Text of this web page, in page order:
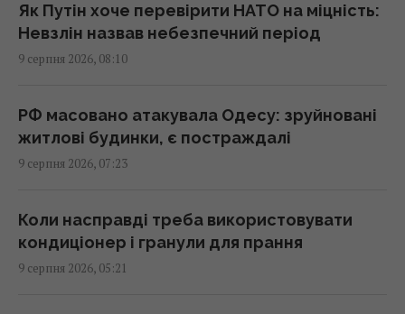
06:39 неділя, 09 серпня 2026
9 серпня: церковне свято сьогодні, про що
06:00 неділя, 09 серпня 2026
В Україні вже другий тиждень дешевшає
05:53 неділя, 09 серпня 2026
Який чай найкраще підтримує здоров’я
Як Путін хоче перевірити НАТО на міцність:
Невзлін назвав небезпечний період
9 серпня 2026, 08:10
РФ масовано атакувала Одесу: зруйновані
житлові будинки, є постраждалі
9 серпня 2026, 07:23
Коли насправді треба використовувати
кондиціонер і гранули для прання
9 серпня 2026, 05:21